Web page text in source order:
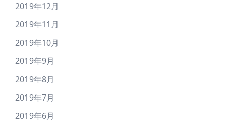
2019年12月
2019年11月
2019年10月
2019年9月
2019年8月
2019年7月
2019年6月